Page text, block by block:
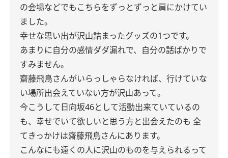
の会場などでもこちらをずっとずっと肩にかけてい
ました。
幸せな思い出が沢山詰まったグッズの1つです。
あまりに自分の感情ダダ漏れで、自分の話ばかりで
すみません。
齋藤飛鳥さんがいらっしゃらなければ、行けていな
い場所出会えていない方が沢山あって。
今こうして日向坂46として活動出来ていているの
も、幸せでいて欲しいと思う方と出会えたのも 全
てきっかけは齋藤飛鳥さんにあります。
こんなにも遠くの人に沢山のものを与えられるって